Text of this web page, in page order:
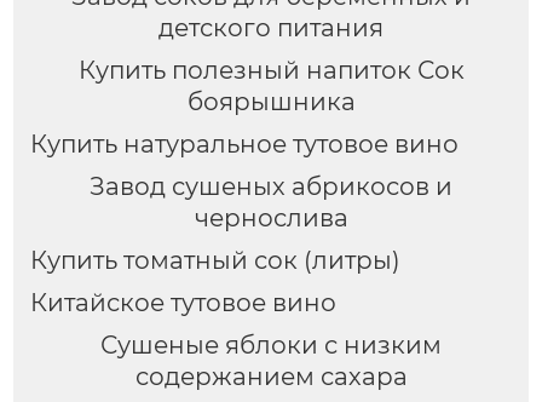
детского питания
Купить полезный напиток Сок
боярышника
Купить натуральное тутовое вино
Завод сушеных абрикосов и
чернослива
Купить томатный сок (литры)
Китайское тутовое вино
Сушеные яблоки с низким
содержанием сахара